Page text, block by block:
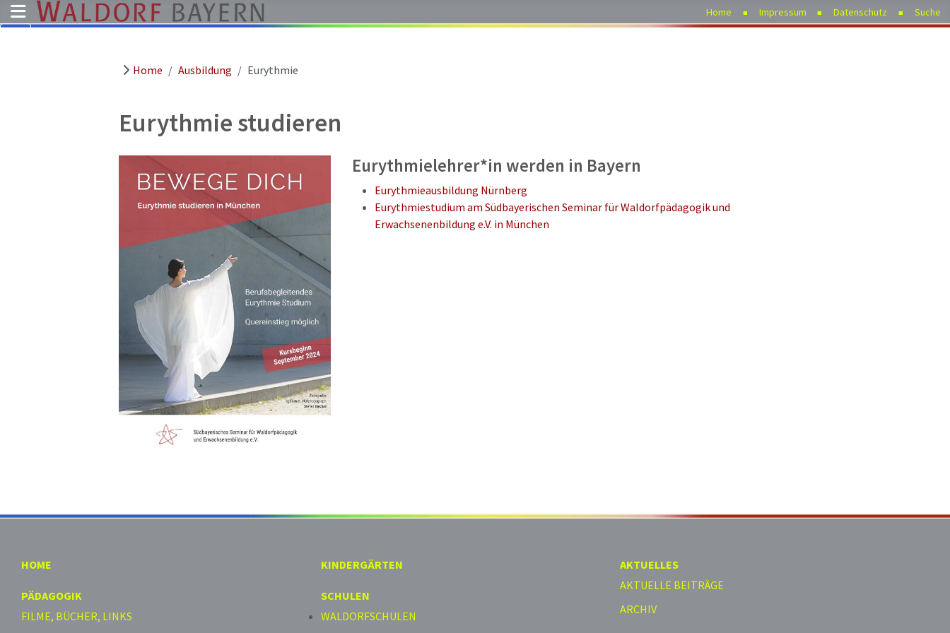
Home Impressum Datenschutz Suche
Home Ausbildung Eurythmie
Eurythmie studieren
Eurythmielehrer*in werden in Bayern
Eurythmieausbildung Nürnberg
Eurythmiestudium am Südbayerischen Seminar für Waldorfpädagogik und
Erwachsenenbildung e.V. in München
HOME
PÄDAGOGIK
FILME, BÜCHER, LINKS
KINDERGÄRTEN
SCHULEN
WALDORFSCHULEN
AKTUELLES
AKTUELLE BEITRÄGE
ARCHIV